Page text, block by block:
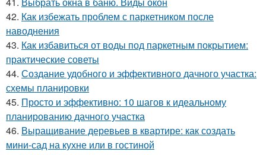
42. Как избежать проблем с паркетником после
наводнения
43. Как избавиться от воды под паркетным покрытием:
практические советы
44. Создание удобного и эффективного дачного участка:
схемы планировки
45. Просто и эффективно: 10 шагов к идеальному
планированию дачного участка
46. Выращивание деревьев в квартире: как создать
мини-сад на кухне или в гостиной